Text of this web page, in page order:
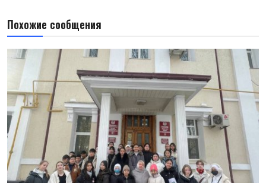
Похожие сообщения